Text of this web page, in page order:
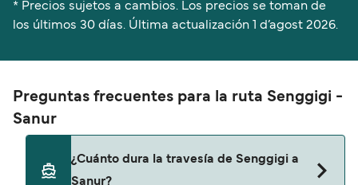
* Precios sujetos a cambios. Los precios se toman de
los últimos 30 días. Última actualización
1 d’agost 2026.
Preguntas frecuentes para la ruta Senggigi -
Sanur
¿Cuánto dura la travesía de Senggigi a
Sanur?